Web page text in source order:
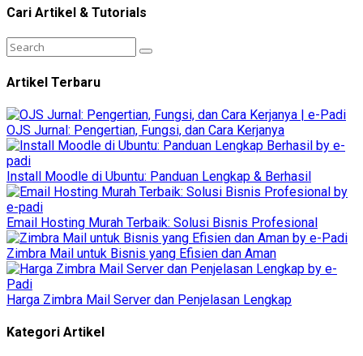
Cari Artikel & Tutorials
Artikel Terbaru
OJS Jurnal: Pengertian, Fungsi, dan Cara Kerjanya
Install Moodle di Ubuntu: Panduan Lengkap & Berhasil
Email Hosting Murah Terbaik: Solusi Bisnis Profesional
Zimbra Mail untuk Bisnis yang Efisien dan Aman
Harga Zimbra Mail Server dan Penjelasan Lengkap
Kategori Artikel